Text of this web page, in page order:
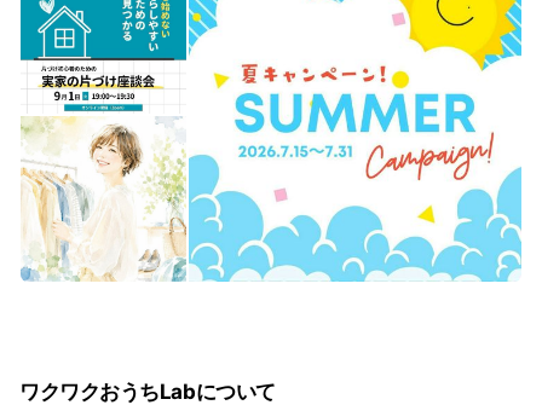
ワクワクおうちLabについて